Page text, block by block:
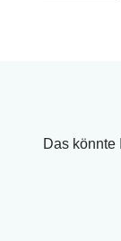
Das könnte